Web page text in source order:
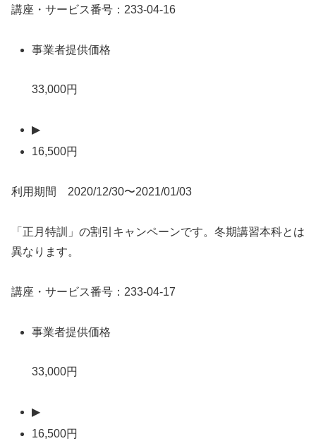
講座・サービス番号：233-04-16
事業者提供価格
33,000円
▶
16,500円
利用期間 2020/12/30〜2021/01/03
「正月特訓」の割引キャンペーンです。冬期講習本科とは
異なります。
講座・サービス番号：233-04-17
事業者提供価格
33,000円
▶
16,500円